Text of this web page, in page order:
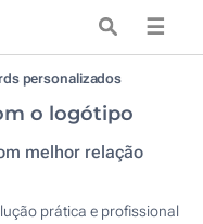
☰
personalizados
o logótipo
melhor relação
prática e profissional